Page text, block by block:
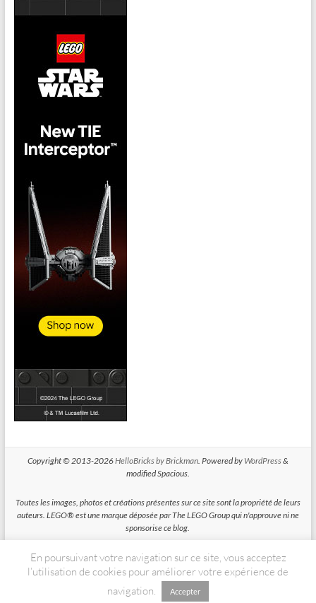
Copyright © 2013-2026HelloBricks by Brickman. Powered by WordPress&
modified Spacious.
Toutes les images, photos et créations présentes sur ce site sont la propriété de leurs
auteurs. LEGO® est une marque déposée par The LEGO Group qui n'approuve ni ne
sponsorise ce blog.
HelloBricks participe au Programme Partenaires d'Amazon EU, un programme
d'affiliation conçu pour permettre à des sites de percevoir une rémunération grace à
la création de liens vers Amazon.fr
En poursuivant votre navigation sur ce site, vous acceptez
l’utilisation de cookies pour améliorer votre expérience de
navigation.
Accepter